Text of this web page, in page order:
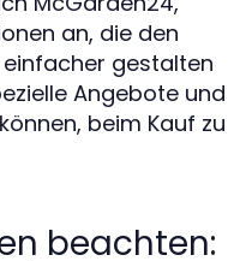
an, die den
gestalten
Angebote und
beim Kauf zu
beachten: